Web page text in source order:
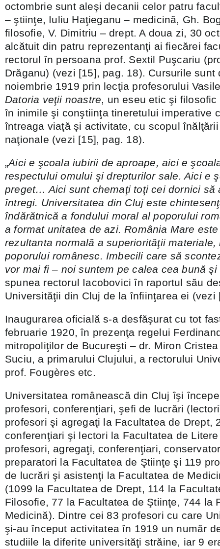
octombrie sunt aleşi decanii celor patru
– ştiinţe, Iuliu Haţieganu – medicină, Gh.
filosofie, V. Dimitriu – drept. A doua zi, 30
alcătuit din patru reprezentanţi ai fiecărei
rectorul în persoana prof. Sextil Puşcariu
Drăganu) (vezi [15], pag. 18). Cursurile sunt
noiembrie 1919 prin lecţia profesorului
Datoria veţii noastre, un eseu etic şi
în inimile şi conştiinţa tineretului imperative
întreaga viaţă şi activitate, cu scopul
naţionale (vezi [15], pag. 18).
„Aici e şcoala iubirii de aproape, aici e
respectului omului şi drepturilor sale. Aici e
preget… Aici sunt chemaţi toţi cei dornici să
întregi. Universitatea din Cluj este
îndărătnică a fondului moral al poporului
a format unitatea de azi. România Mare
rezultanta normală a superiorităţii
poporului românesc. Imbecili care să
vor mai fi – noi suntem pe calea cea bună
spunea rectorul Iacobovici în raportul său
Universităţii din Cluj de la înfiinţarea ei (vezi
Inaugurarea oficială s-a desfăşurat cu tot
februarie 1920, în prezenţa regelui
mitropoliţilor de Bucureşti – dr. Miron
Suciu, a primarului Clujului, a rectorului
prof. Fougères etc.
Universitatea românească din Cluj îşi
profesori, conferenţiari, şefi de lucrări
profesori şi agregaţi la Facultatea de Drept,
conferenţiari şi lectori la Facultatea de
profesori, agregaţi, conferenţiari,
preparatori la Facultatea de Ştiinţe şi 119
de lucrări şi asistenţi la Facultatea de
(1099 la Facultatea de Drept, 114 la
Filosofie, 77 la Facultatea de Ştiinţe, 744 la
Medicină). Dintre cei 83 profesori cu care
şi-au început activitatea în 1919 un număr
studiile la diferite universităţi străine, iar 9